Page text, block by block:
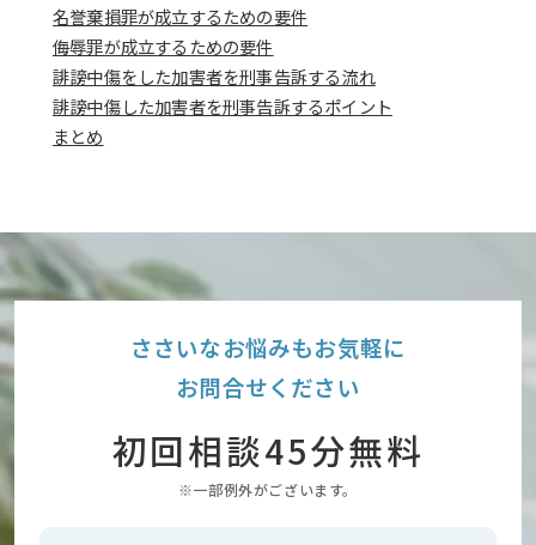
名誉棄損罪が成立するための要件
侮辱罪が成立するための要件
誹謗中傷をした加害者を刑事告訴する流れ
誹謗中傷した加害者を刑事告訴するポイント
まとめ
ささいなお悩みもお気軽に
お問合せください
初回相談45分無料
※一部例外がございます。